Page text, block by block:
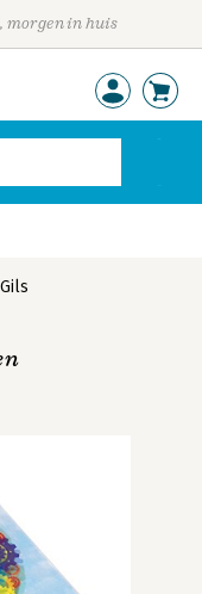
morgen in huis